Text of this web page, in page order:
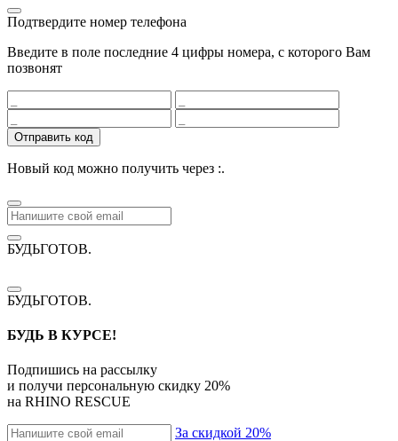
Подтвердите номер телефона
Введите в поле последние 4 цифры номера, с которого Вам
позвонят
Отправить код
Новый код можно получить через :.
БУДЬГОТОВ.
БУДЬГОТОВ.
БУДЬ В КУРСЕ!
Подпишись на рассылку
и получи персональную скидку 20%
на RHINO RESCUE
За скидкой 20%